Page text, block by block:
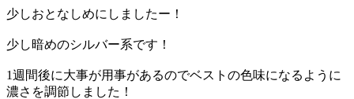
少しおとなしめにしましたー！
少し暗めのシルバー系です！
1週間後に大事が用事があるのでベストの色味になるように
濃さを調節しました！